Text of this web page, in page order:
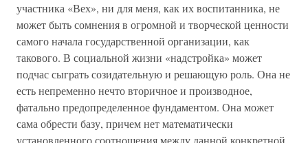
участника «Вех», ни для меня, как их воспитанника, не
может быть сомнения в огромной и творческой ценности
самого начала государственной организации, как
такового. В социальной жизни «надстройка» может
подчас сыграть созидательную и решающую роль. Она не
есть непременно нечто вторичное и производное,
фатально предопределенное фундаментом. Она может
сама обрести базу, причем нет математически
установленного соотношения между данной конкретной